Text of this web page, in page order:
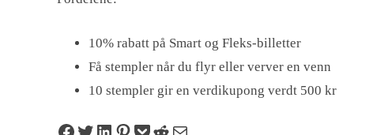
10% rabatt på Smart og Fleks-billetter
Få stempler når du flyr eller verver en venn
10 stempler gir en verdikupong verdt 500 kr